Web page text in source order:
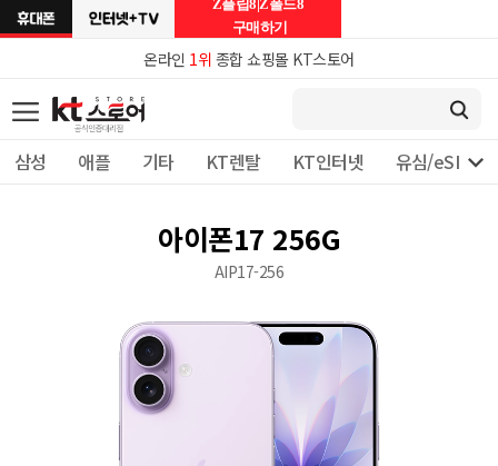
온라인 1위 종합 쇼핑몰 KT스토어
삼성 애플 기타 KT렌탈 KT인터넷 유심/eSIM 개

Z플립8|Z폴드8
구매하기
아이폰17 256G
AIP17-256